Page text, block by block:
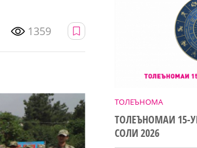
1359
ТОЛЕЪНОМА
ТОЛЕЪНОМАИ
СОЛИ 2026